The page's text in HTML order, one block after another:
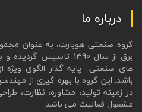
درباره ما
گروه صنعتی هوبارت، به عنوان
برق از سال 1390 تاسیس
های صنعتی پایه گذار الگوی ویژه
باشد. این گروه با بهره گیری از
در زمینه تولید، مشاوره، نظارت،
مشغول فعالیت می باشد.